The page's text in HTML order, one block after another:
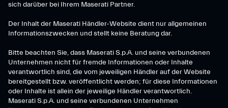
sich darüber bei Ihrem Maserati Partner.
Der Inhalt der Maserati Händler-Website dient nur allgemeinen
Informationszwecken und stellt keine Beratung dar.
Bitte beachten Sie, dass Maserati S.p.A. und seine verbundenen
Unternehmen nicht für fremde Informationen oder Inhalte
verantwortlich sind, die vom jeweiligen Händler auf der Website
bereitgestellt bzw. veröffentlicht werden; für diese Informationen
oder Inhalte ist allein der jeweilige Händler verantwortlich.
Maserati S.p.A. und seine verbundenen Unternehmen